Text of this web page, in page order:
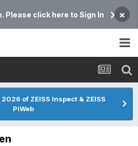
Please click here to Sign In ×
of ZEISS Inspect & ZEISS
PiWeb